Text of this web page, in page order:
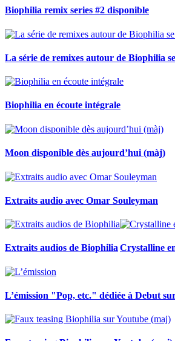
Biophilia remix series #2 disponible
La série de remixes autour de Biophilia
Biophilia en écoute intégrale
Moon disponible dès aujourd’hui (màj)
Extraits audio avec Omar Souleyman
Extraits audios de Biophilia Crystalline
L’émission "Pop, etc." dédiée à Debut